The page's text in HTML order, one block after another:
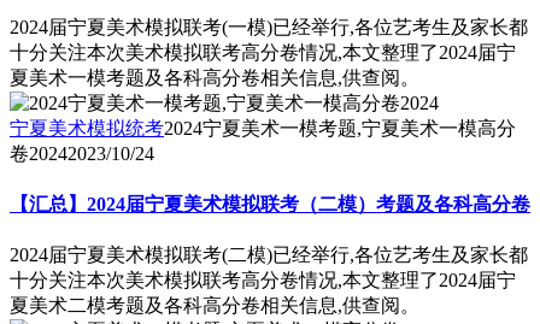
2024届宁夏美术模拟联考(一模)已经举行,各位艺考生及家长都
十分关注本次美术模拟联考高分卷情况,本文整理了2024届宁
夏美术一模考题及各科高分卷相关信息,供查阅。
宁夏美术模拟统考2024宁夏美术一模考题,宁夏美术一模高分
卷20242023/10/24
【汇总】2024届宁夏美术模拟联考（二模）考题及各科高分卷
2024届宁夏美术模拟联考(二模)已经举行,各位艺考生及家长都
十分关注本次美术模拟联考高分卷情况,本文整理了2024届宁
夏美术二模考题及各科高分卷相关信息,供查阅。